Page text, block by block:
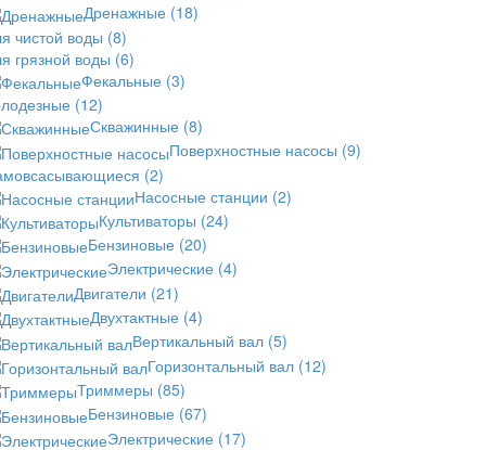
Дренажные (18)
чистой воды (8)
грязной воды (6)
Фекальные (3)
(12)
Скважинные (8)
Поверхностные насосы (9)
(2)
Насосные станции (2)
Культиваторы (24)
Бензиновые (20)
Электрические (4)
Двигатели (21)
Двухтактные (4)
Вертикальный вал (5)
Горизонтальный вал (12)
Триммеры (85)
Бензиновые (67)
Электрические (17)